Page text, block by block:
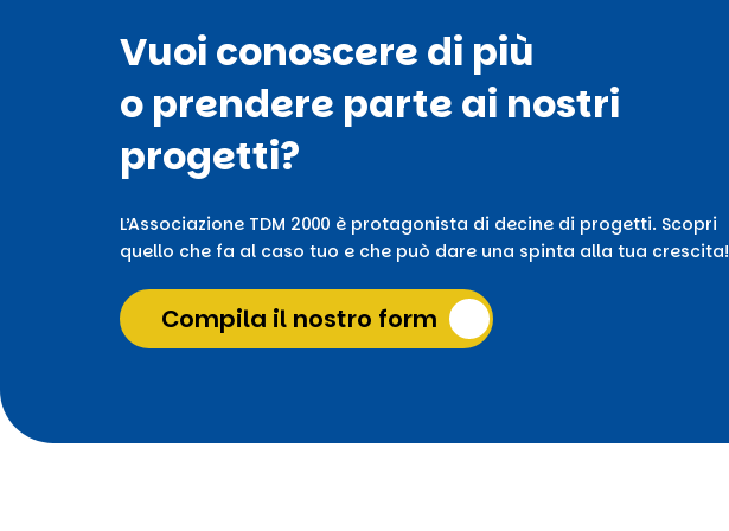
Vuoi conoscere di più
o prendere parte ai nostri
progetti?
L’Associazione TDM 2000 è protagonista di decine di progetti. Scopri
quello che fa al caso tuo e che può dare una spinta alla tua crescita!
Compila il nostro form